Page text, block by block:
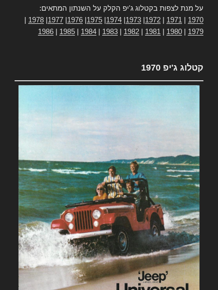
על מנת לצפות בקטלוג ג'יפ הקלק על השנתון המתאים:
1970
1971
1972
1973
1974
1975
1976
1977
1978
1979
1980
1981
1982
1983
1984
1985
1986
קטלוג ג'יפ 1970